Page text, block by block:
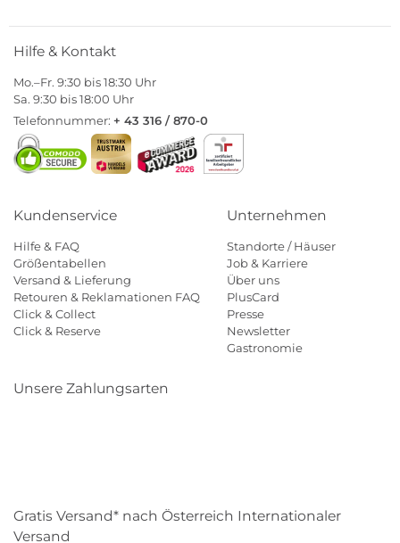
Hilfe & Kontakt
Mo.–Fr. 9:30 bis 18:30 Uhr
Sa. 9:30 bis 18:00 Uhr
Telefonnummer: + 43 316 / 870-0
Kundenservice
Hilfe & FAQ
Größentabellen
Versand & Lieferung
Retouren & Reklamationen FAQ
Click & Collect
Click & Reserve
Unternehmen
Standorte / Häuser
Job & Karriere
Über uns
PlusCard
Presse
Newsletter
Gastronomie
Unsere Zahlungsarten
Gratis Versand* nach Österreich Internationaler
Versand